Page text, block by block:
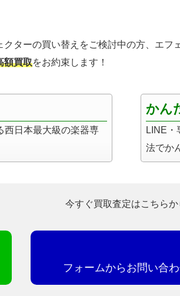
ターの買い替えをご検討中の方、エフ
額買取をお約束します！
西日本最大級の楽器専
かん
LINE・
法でか
今すぐ買取査定はこちらか
フォームからお問い合